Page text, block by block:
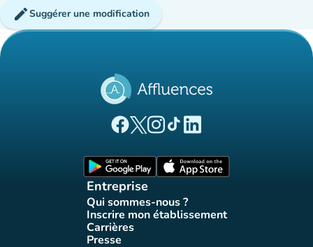
editSuggérer une modification
(nouvel onglet)
(nouvel onglet)
(nouvel onglet)
(nouvel onglet)
(nouvel onglet)
Entreprise
Qui sommes-nous ?
(nouvel onglet)
Inscrire mon établissement
(nouvel onglet)
Carrières(nouvel onglet)
Presse